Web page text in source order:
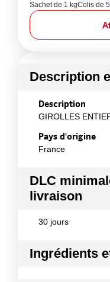
Sachet de 1 kgColis de
Description
Description
GIROLLES
Pays d'origine
France
DLC
livraison
30 jours
Ingrédients